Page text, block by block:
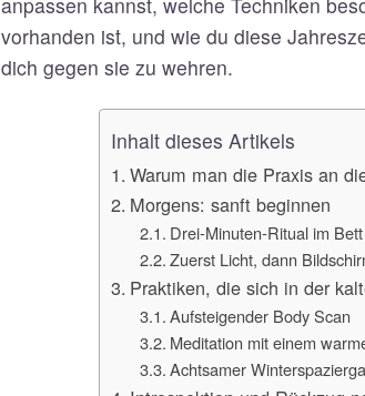
vorhanden ist, und wie du diese
dich gegen sie zu wehren.
Inhalt dieses Artikels
Warum man die Praxis an
Morgens: sanft beginnen
Drei-Minuten-Ritual im Bett
Zuerst Licht, dann
Praktiken, die sich in der
Aufsteigender Body Scan
Meditation mit einem
Achtsamer